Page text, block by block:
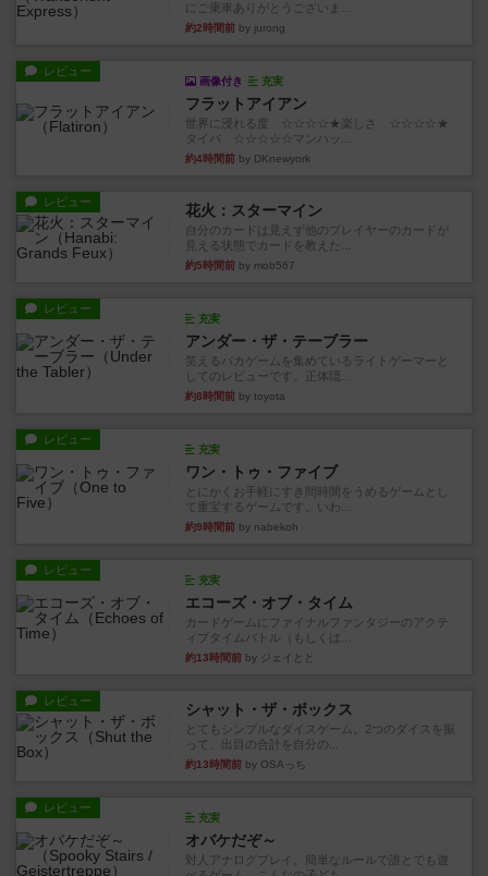
にご乗車ありがとうございま...
約2時間前 by jurong
レビュー
画像付き 充実
フラットアイアン
世界に浸れる度 ☆☆☆☆★楽しさ ☆☆☆☆★
タイパ ☆☆☆☆☆マンハッ...
約4時間前 by DKnewyork
レビュー 花火：スターマイン
自分のカードは見えず他のプレイヤーのカードが
見える状態でカードを教えた...
約5時間前 by mob567
レビュー
充実
アンダー・ザ・テーブラー
笑えるバカゲームを集めているライトゲーマーと
してのレビューです。正体隠...
約8時間前 by toyota
レビュー
充実
ワン・トゥ・ファイブ
とにかくお手軽にすき間時間をうめるゲームとし
て重宝するゲームです。いわ...
約9時間前 by nabekoh
レビュー
充実
エコーズ・オブ・タイム
カードゲームにファイナルファンタジーのアクテ
ィブタイムバトル（もしくは...
約13時間前 by ジェイとと
レビュー シャット・ザ・ボックス
とてもシンプルなダイスゲーム。2つのダイスを振
って、出目の合計を自分の...
約13時間前 by OSAっち
レビュー
充実
オバケだぞ～
対人アナログプレイ。簡単なルールで誰とでも遊